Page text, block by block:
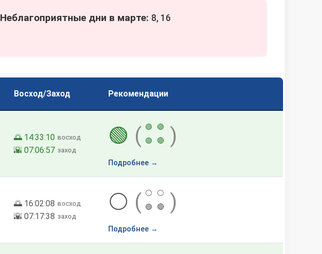
Неблагоприятные дни в марте: 8, 16
Восход/Заход Рекомендации
🌅 14:33:10 восход
🌇 07:06:57 заход
🟢 ( 🟢
🟢
🟢
🔴 )
Подробнее →
🌅 16:02:08 восход
🌇 07:17:38 заход
⚪ ( ⚪
⚪
🟢
🔴 )
Подробнее →